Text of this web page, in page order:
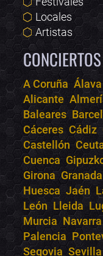
Locales
Artistas
CONCIERTOS
A Coruña
Alicante
Baleares
Cáceres Cádiz
Castellón
Cuenca
Girona Granada
Huesca Jaén
León Lleida
Murcia
Palencia
Segovia Sevilla
Online ·